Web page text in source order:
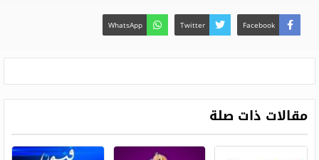
Facebook
Twitter
WhatsApp
مقالات ذات صلة